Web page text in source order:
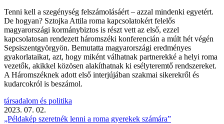
Tenni kell a szegénység felszámolásáért – azzal mindenki egyetért.
De hogyan? Sztojka Attila roma kapcsolatokért felelős
magyarországi kormánybiztos is részt vett az első, ezzel
kapcsolatosan rendezett háromszéki konferencián a múlt hét végén
Sepsiszentgyörgyön. Bemutatta magyarországi eredményes
gyakorlataikat, azt, hogy miként válhatnak partnerekké a helyi roma
vezetők, akikkel közösen alakíthatnak ki esélyteremtő rendszereket.
A Háromszéknek adott első interjújában szakmai sikerekről és
kudarcokról is beszámol.
társadalom és politika
2023. 07. 02.
„Példakép szeretnék lenni a roma gyerekek számára”